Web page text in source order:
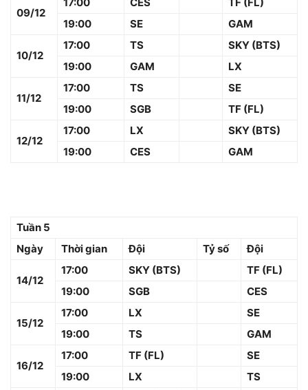
09/12
19:00
SE GAM
10/12
17:00 TS
SKY (BTS)
19:00
GAM LX
11/12
17:00 TS
SE
19:00
SGB TF (FL)
12/12
17:00 LX
SKY (BTS)
19:00
CES GAM
Tuần 5
Ngày
Thời gian Đội Tỷ số Đội
14/12
17:00 SKY (BTS)
TF (FL)
19:00
SGB CES
15/12
17:00 LX
SE
19:00
TS GAM
16/12
17:00 TF (FL)
SE
19:00
LX TS